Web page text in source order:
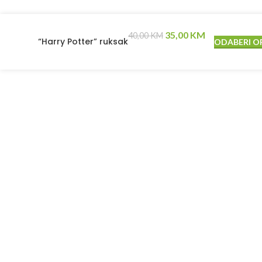
“Harry Potter” ruksak
40,00KM 35,00 KM
ODABERI